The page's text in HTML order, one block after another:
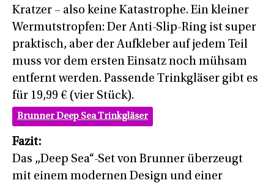
Kratzer – also keine Katastrophe. Ein kleiner
Wermutstropfen: Der Anti-Slip-Ring ist super
praktisch, aber der Aufkleber auf jedem Teil
muss vor dem ersten Einsatz noch mühsam
entfernt werden. Passende Trinkgläser gibt es
für 19,99 € (vier Stück).
Brunner Deep Sea Trinkgläser
Fazit:
Das „Deep Sea“-Set von Brunner überzeugt
mit einem modernen Design und einer